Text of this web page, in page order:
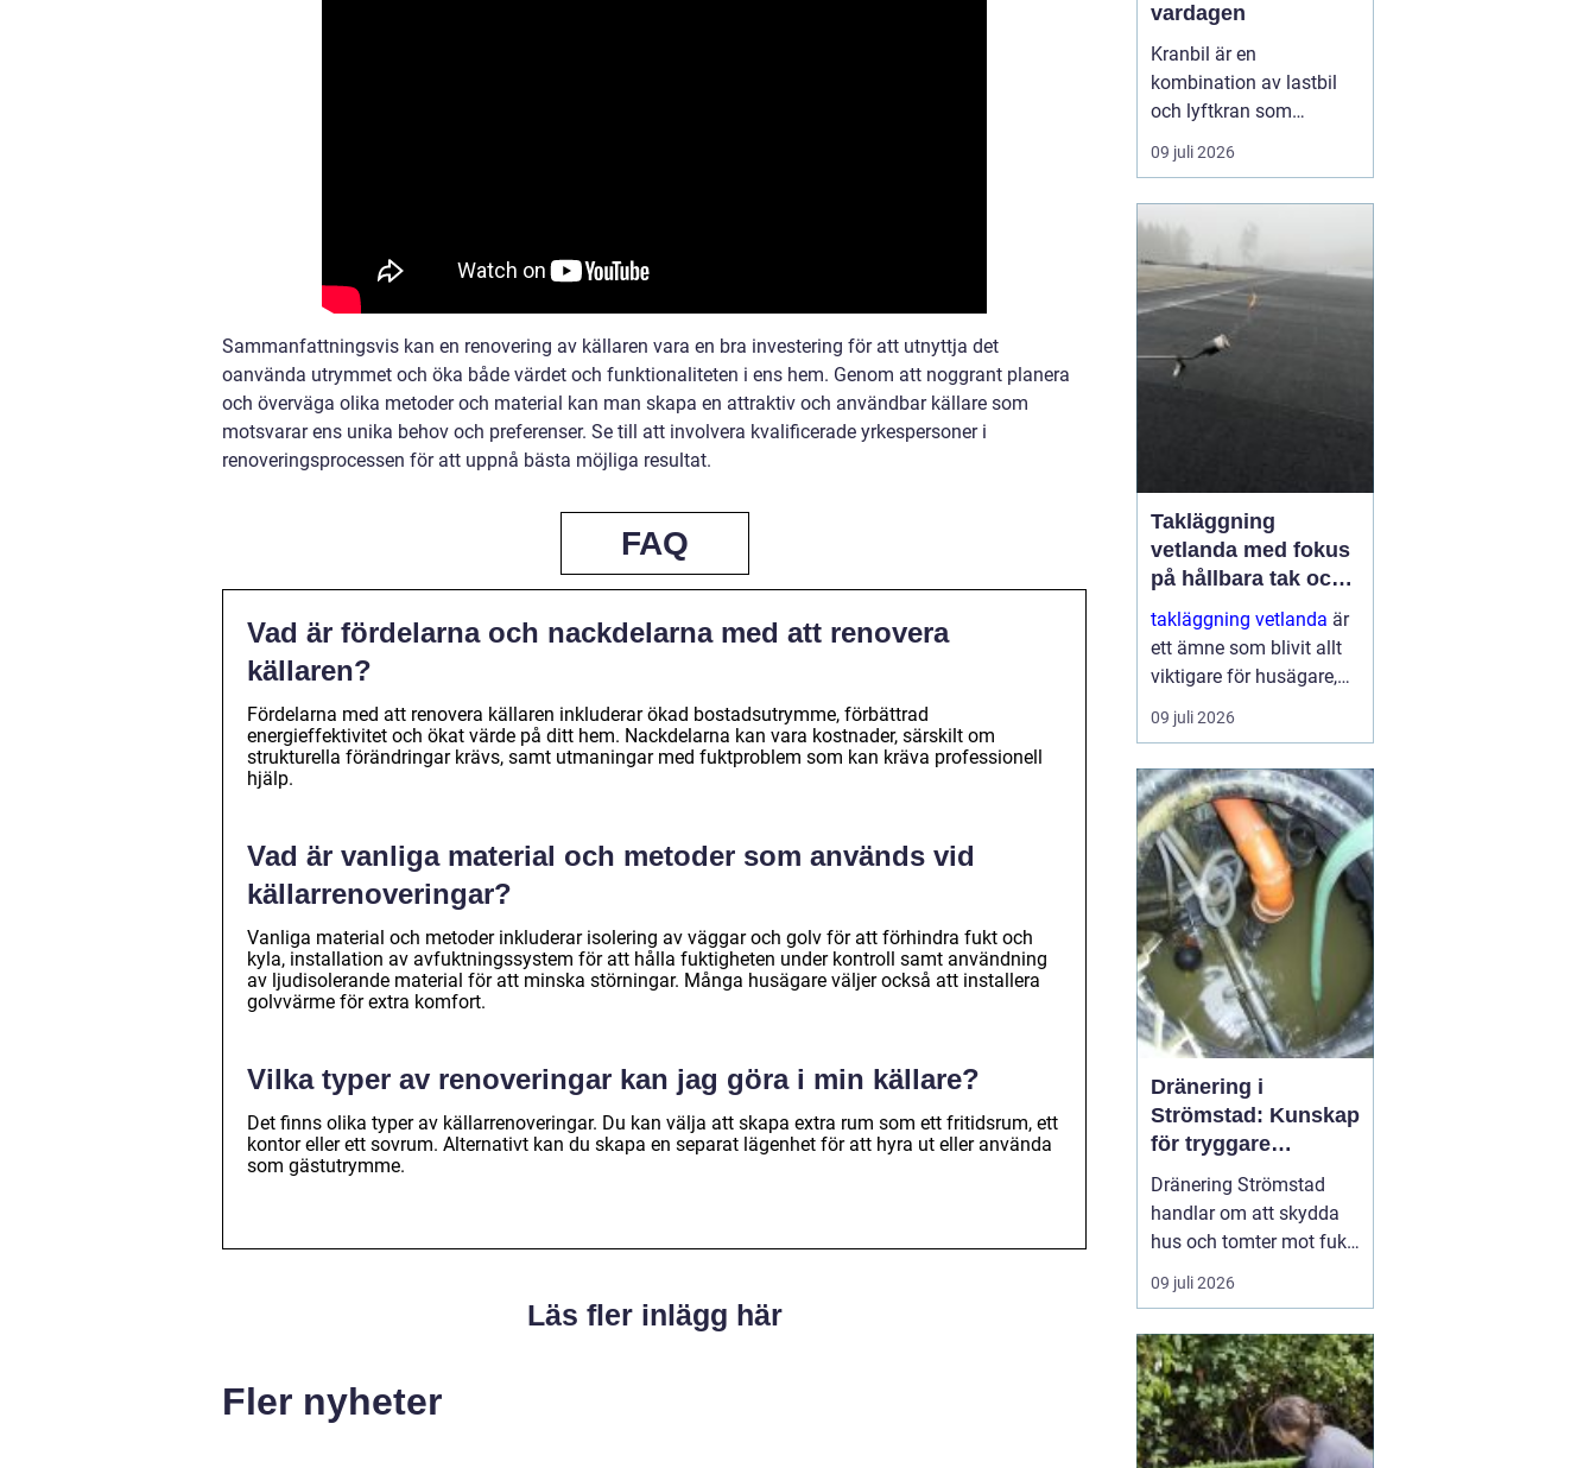
Sammanfattningsvis kan en renovering av källaren vara en bra investering för att utnyttja det
oanvända utrymmet och öka både värdet och funktionaliteten i ens hem. Genom att noggrant planera
och överväga olika metoder och material kan man skapa en attraktiv och användbar källare som
motsvarar ens unika behov och preferenser. Se till att involvera kvalificerade yrkespersoner i
renoveringsprocessen för att uppnå bästa möjliga resultat.
FAQ
Vad är fördelarna och nackdelarna med att renovera
källaren?
Fördelarna med att renovera källaren inkluderar ökad bostadsutrymme, förbättrad
energieffektivitet och ökat värde på ditt hem. Nackdelarna kan vara kostnader, särskilt om
strukturella förändringar krävs, samt utmaningar med fuktproblem som kan kräva professionell
hjälp.
Vad är vanliga material och metoder som används vid
källarrenoveringar?
Vanliga material och metoder inkluderar isolering av väggar och golv för att förhindra fukt och
kyla, installation av avfuktningssystem för att hålla fuktigheten under kontroll samt användning
av ljudisolerande material för att minska störningar. Många husägare väljer också att installera
golvvärme för extra komfort.
Vilka typer av renoveringar kan jag göra i min källare?
Det finns olika typer av källarrenoveringar. Du kan välja att skapa extra rum som ett fritidsrum, ett
kontor eller ett sovrum. Alternativt kan du skapa en separat lägenhet för att hyra ut eller använda
som gästutrymme.
Läs fler inlägg här
Fler nyheter
vardagen
Kranbil är en
kombination av lastbil
och lyftkran som
används när tungt eller
skrymmande material
säkert och
Genom att hyra en
kranbil kan
privatpersoner, företag
och entrepren&...
09 juli 2026
Takläggning
vetlanda med fokus
på hållbara tak och
trygga hus
takläggning vetlanda är
ett ämne som blivit allt
viktigare för husägare,
bostadsrättsföreningar
och fastighetsägare i
skyddar inte bara mot
regn, snö och blåst, utan
påve...
09 juli 2026
Dränering i
Strömstad: Kunskap
för tryggare
husgrunder
Dränering Strömstad
handlar om att skydda
hus och tomter mot fukt,
läckage och långsiktiga
skador i en miljö som
kustklimat, klippor och
varierande
markförhållanden.
Genom att förstå...
09 juli 2026